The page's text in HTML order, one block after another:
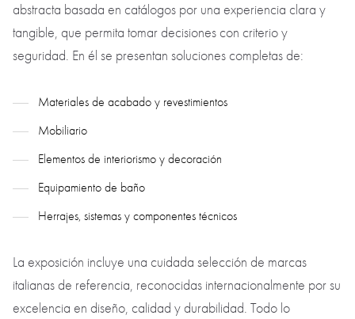
abstracta basada en catálogos por una experiencia clara y
tangible, que permita tomar decisiones con criterio y
seguridad. En él se presentan soluciones completas de:
Materiales de acabado y revestimientos
Mobiliario
Elementos de interiorismo y decoración
Equipamiento de baño
Herrajes, sistemas y componentes técnicos
La exposición incluye una cuidada selección de marcas
italianas de referencia, reconocidas internacionalmente por su
excelencia en diseño, calidad y durabilidad. Todo lo